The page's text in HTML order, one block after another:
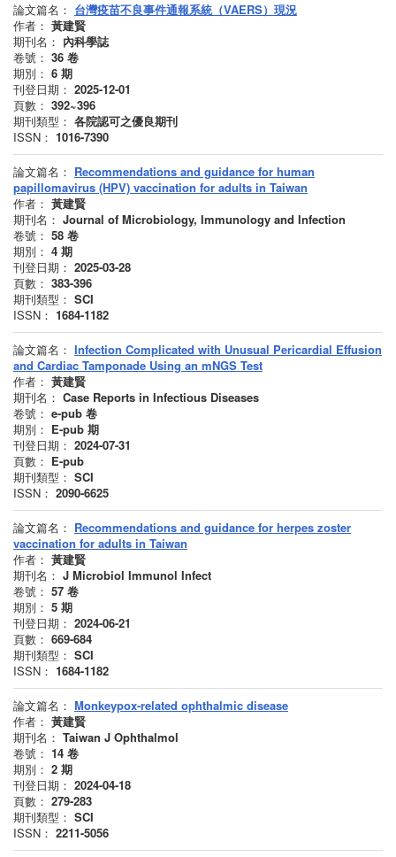
論文篇名： 台灣疫苗不良事件通報系統（VAERS）現況
作者： 黃建賢
期刊名： 內科學誌
卷號： 36 卷
期別： 6 期
刊登日期： 2025-12-01
頁數： 392~396
期刊類型： 各院認可之優良期刊
ISSN： 1016-7390
論文篇名： Recommendations and guidance for human
papillomavirus (HPV) vaccination for adults in Taiwan
作者： 黃建賢
期刊名： Journal of Microbiology, Immunology and Infection
卷號： 58 卷
期別： 4 期
刊登日期： 2025-03-28
頁數： 383-396
期刊類型： SCI
ISSN： 1684-1182
論文篇名： Infection Complicated with Unusual Pericardial Effusion
and Cardiac Tamponade Using an mNGS Test
作者： 黃建賢
期刊名： Case Reports in Infectious Diseases
卷號： e-pub 卷
期別： E-pub 期
刊登日期： 2024-07-31
頁數： E-pub
期刊類型： SCI
ISSN： 2090-6625
論文篇名： Recommendations and guidance for herpes zoster
vaccination for adults in Taiwan
作者： 黃建賢
期刊名： J Microbiol Immunol Infect
卷號： 57 卷
期別： 5 期
刊登日期： 2024-06-21
頁數： 669-684
期刊類型： SCI
ISSN： 1684-1182
論文篇名： Monkeypox-related ophthalmic disease
作者： 黃建賢
期刊名： Taiwan J Ophthalmol
卷號： 14 卷
期別： 2 期
刊登日期： 2024-04-18
頁數： 279-283
期刊類型： SCI
ISSN： 2211-5056